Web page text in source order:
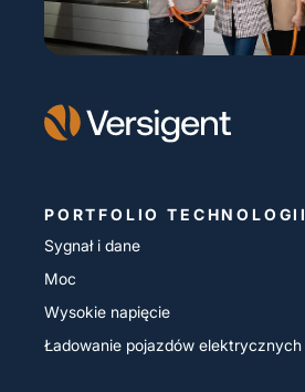
PORTFOLIO TECHNOLOGII
Sygnał i dane
Moc
Wysokie napięcie
Ładowanie pojazdów elektrycznych